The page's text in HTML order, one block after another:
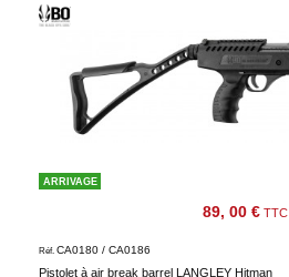
89, 00 € TTC
ARRIVAGE
Pistolet à air break barrel LANGLEY Hitman
Réf. CA0180 / CA0186